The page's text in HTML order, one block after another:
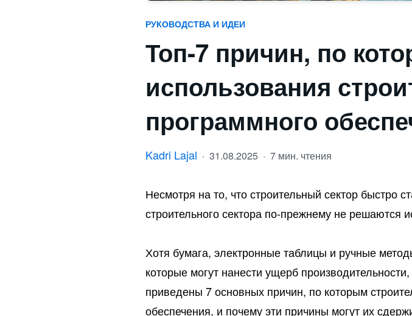
РУКОВОДСТВА И ИДЕИ
Топ-7 причин, по
использования
программного
Kadri Lajal · 31.08.2025 · 7 мин. чтения
Несмотря на то, что строительный сектор быстро
строительного сектора по-прежнему не решаются
Хотя бумага, электронные таблицы и ручные
которые могут нанести ущерб
приведены 7 основных причин, по которым
обеспечения, и почему эти причины могут их